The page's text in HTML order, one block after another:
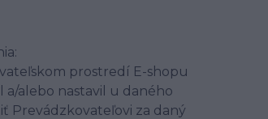
prostredí E-shopu
alebo nastavil u daného
Prevádzkovateľovi za daný